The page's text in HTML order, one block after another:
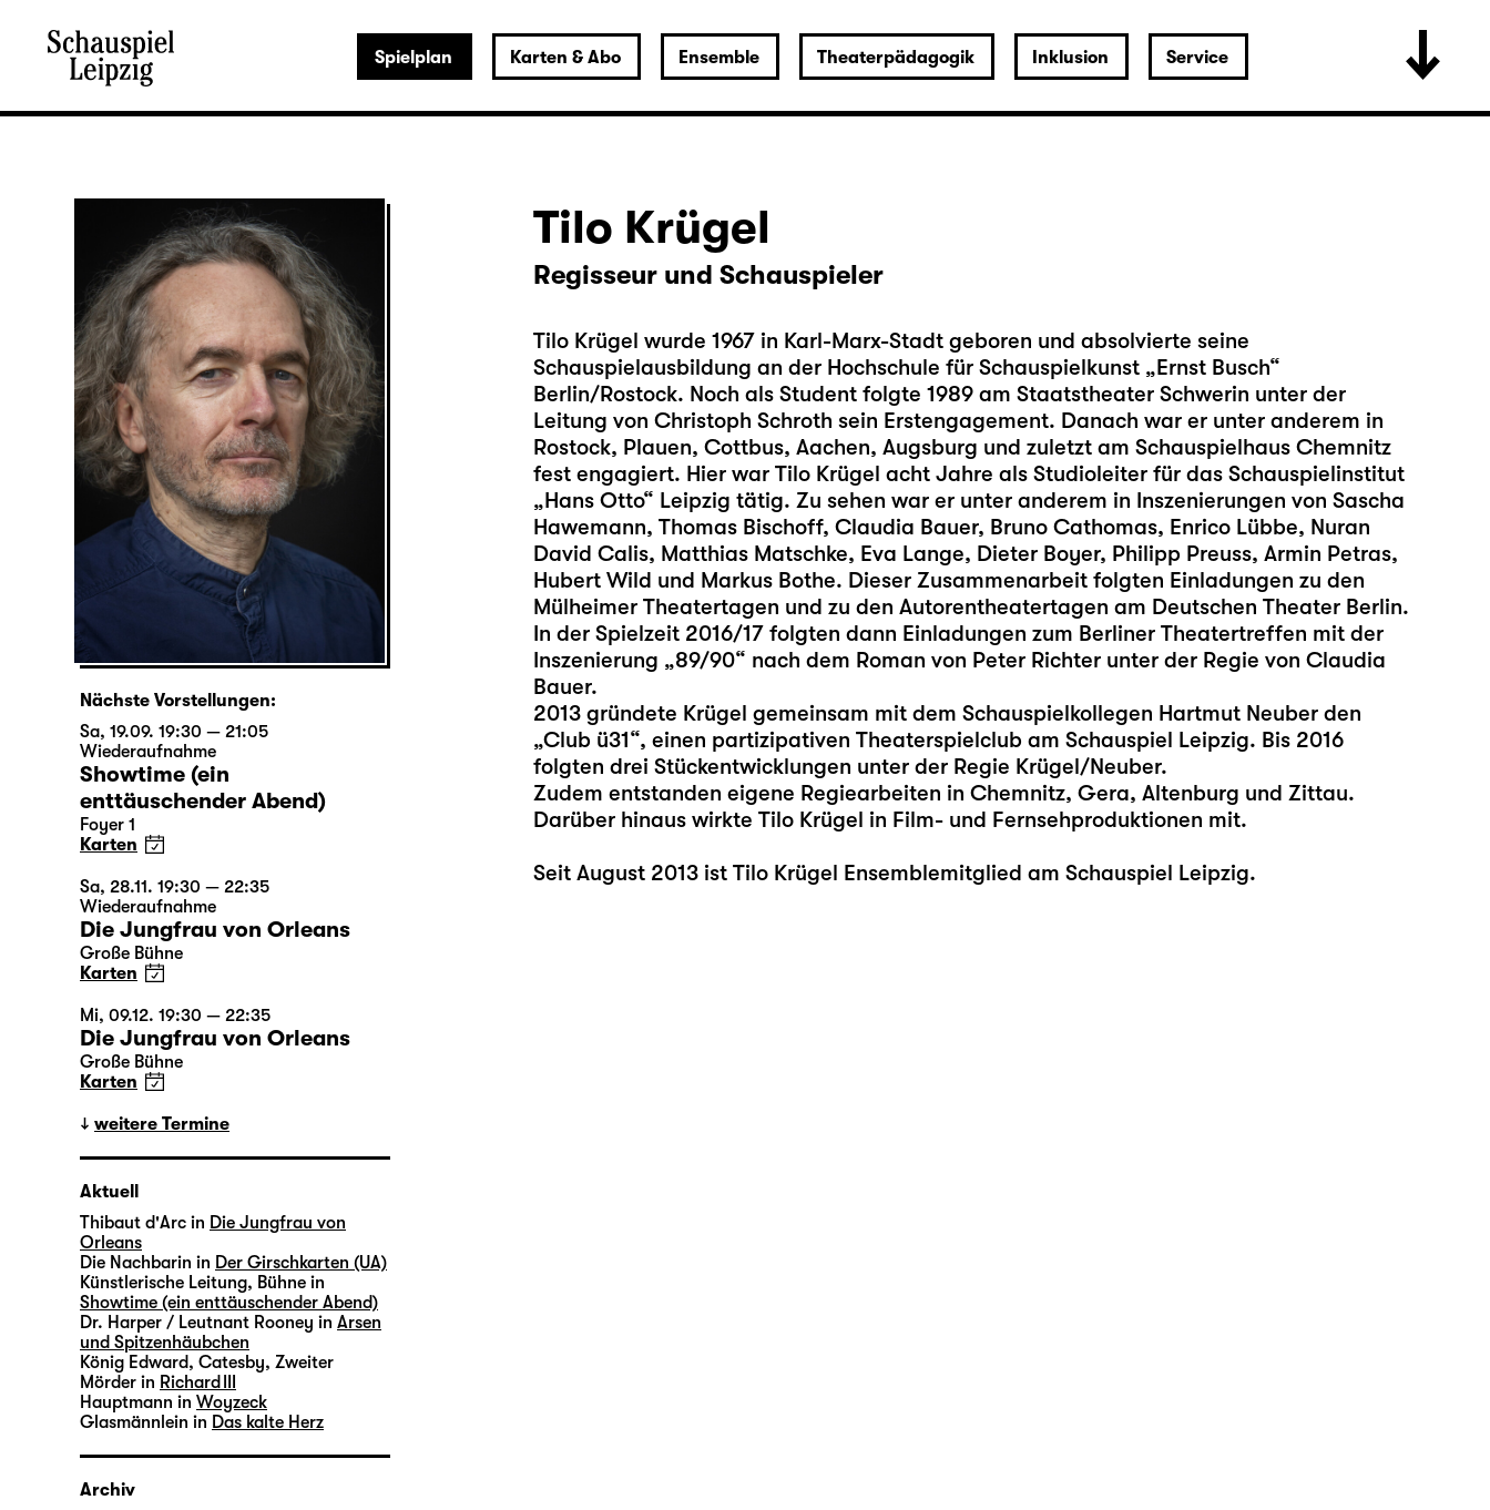
Spielplan Karten & Abo Ensemble Theaterpädagogik Inklusion Service
Tilo Krügel
Regisseur und Schauspieler
Tilo Krügel wurde 1967 in Karl-Marx-Stadt geboren und absolvierte seine
Schauspielausbildung an der Hochschule für Schauspielkunst „Ernst Busch“
Berlin/Rostock. Noch als Student folgte 1989 am Staatstheater Schwerin unter der
Leitung von Christoph Schroth sein Erstengagement. Danach war er unter anderem in
Rostock, Plauen, Cottbus, Aachen, Augsburg und zuletzt am Schauspielhaus Chemnitz
fest engagiert. Hier war Tilo Krügel acht Jahre als Studioleiter für das Schauspielinstitut
„Hans Otto“ Leipzig tätig. Zu sehen war er unter anderem in Inszenierungen von Sascha
Hawemann, Thomas Bischoff, Claudia Bauer, Bruno Cathomas, Enrico Lübbe, Nuran
David Calis, Matthias Matschke, Eva Lange, Dieter Boyer, Philipp Preuss, Armin Petras,
Hubert Wild und Markus Bothe. Dieser Zusammenarbeit folgten Einladungen zu den
Mülheimer Theatertagen und zu den Autorentheatertagen am Deutschen Theater Berlin.
In der Spielzeit 2016/17 folgten dann Einladungen zum Berliner Theatertreffen mit der
Inszenierung „89/90“ nach dem Roman von Peter Richter unter der Regie von Claudia
Bauer.
2013 gründete Krügel gemeinsam mit dem Schauspielkollegen Hartmut Neuber den
„Club ü31“, einen partizipativen Theaterspielclub am Schauspiel Leipzig. Bis 2016
folgten drei Stückentwicklungen unter der Regie Krügel/Neuber.
Zudem entstanden eigene Regiearbeiten in Chemnitz, Gera, Altenburg und Zittau.
Darüber hinaus wirkte Tilo Krügel in Film- und Fernsehproduktionen mit.
Seit August 2013 ist Tilo Krügel Ensemblemitglied am Schauspiel Leipzig.
Nächste Vorstellungen:
Sa, 19.09. 19:30 — 21:05
Wiederaufnahme
Showtime (ein
enttäuschender Abend)
Foyer 1
Karten
Sa, 28.11. 19:30 — 22:35
Wiederaufnahme
Die Jungfrau von Orleans
Große Bühne
Karten
Mi, 09.12. 19:30 — 22:35
Die Jungfrau von Orleans
Große Bühne
Karten
weitere Termine
Aktuell
Thibaut d'Arc in Die Jungfrau von
Orleans
Die Nachbarin in Der Girschkarten (UA)
Künstlerische Leitung, Bühne in
Showtime (ein enttäuschender Abend)
Dr. Harper / Leutnant Rooney in Arsen
und Spitzenhäubchen
König Edward, Catesby, Zweiter
Mörder in Richard III
Hauptmann in Woyzeck
Glasmännlein in Das kalte Herz
Archiv